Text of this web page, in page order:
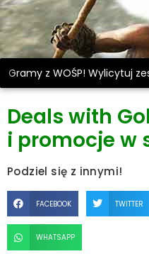
Deals with
i promocje w
Podziel się z innymi!
FACEBOOK TWITTER
WHATSAPP